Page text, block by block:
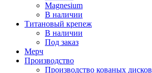
Magnesium
В наличии
Титановый крепеж
В наличии
Под заказ
Мерч
Производство
Производство кованых дисков